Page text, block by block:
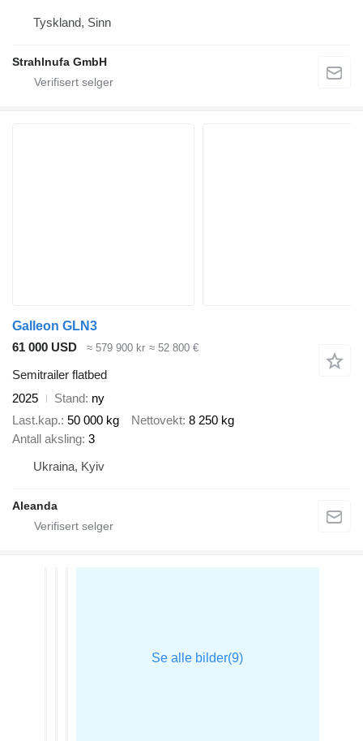
Tyskland, Sinn
Strahlnufa GmbH
Galleon GLN3
61 000 USD
≈ 579 900 kr ≈ 52 800 €
Semitrailer flatbed
2025
Stand ny
Last.kap. 50 000 kg Nettovekt 8 250 kg
Antall aksling 3
Ukraina, Kyiv
Aleanda